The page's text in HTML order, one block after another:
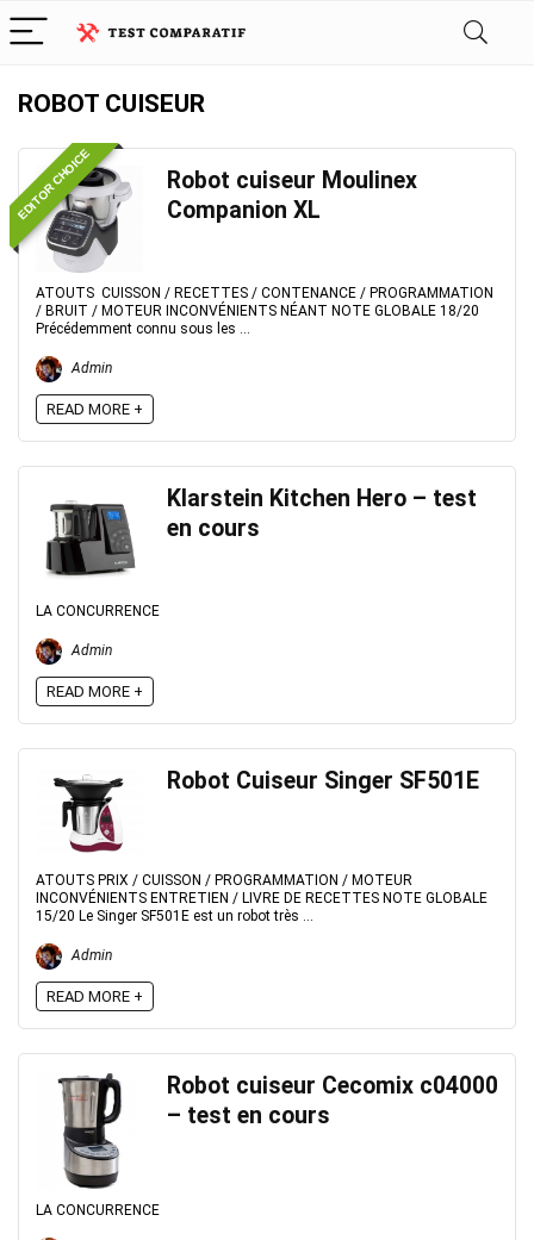
ROBOT CUISEUR
EDITOR CHOICE
Robot cuiseur Moulinex
Companion XL
ATOUTS CUISSON / RECETTES / CONTENANCE / PROGRAMMATION
/ BRUIT / MOTEUR INCONVÉNIENTS NÉANT NOTE GLOBALE 18/20
Précédemment connu sous les ...
Admin
READ MORE +
Klarstein Kitchen Hero – test
en cours
LA CONCURRENCE
Admin
READ MORE +
Robot Cuiseur Singer SF501E
ATOUTS PRIX / CUISSON / PROGRAMMATION / MOTEUR
INCONVÉNIENTS ENTRETIEN / LIVRE DE RECETTES NOTE GLOBALE
15/20 Le Singer SF501E est un robot très ...
Admin
READ MORE +
Robot cuiseur Cecomix c04000
– test en cours
LA CONCURRENCE